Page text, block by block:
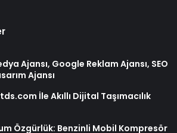
Ajansı, Google Reklam Ajansı, SEO
Ajansı
İle Akıllı Dijital Taşımacılık
Özgürlük: Benzinli Mobil Kompresör